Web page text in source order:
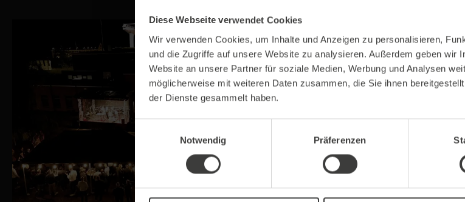
Diese Webseite verwendet Cookies
Wir verwenden Cookies, um Inhalte und Anzeigen zu personalisieren,
und die Zugriffe auf unsere Website zu analysieren. Außerdem geben wir
Website an unsere Partner für soziale Medien, Werbung und Analysen
möglicherweise mit weiteren Daten zusammen, die Sie ihnen
der Dienste gesammelt haben.
Notwendig
Präferenzen